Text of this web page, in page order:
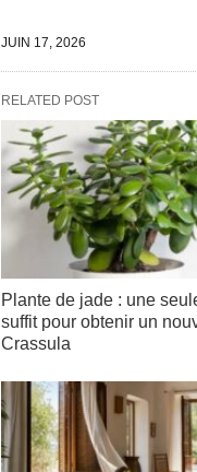
JUIN 17, 2026
RELATED POST
Plante de jade : une
suffit pour obtenir un
Crassula